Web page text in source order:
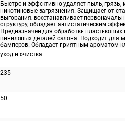
Быстро и эффективно удаляет пыль, грязь,
никотиновые загрязнения. Защищает от
выгорания, восстанавливает
структуру, обладает антистатическим
Предназначен для обработки пластиковых
виниловых деталей салона. Подходит для
бамперов. Обладает приятным ароматом
уход и очистка
235
50